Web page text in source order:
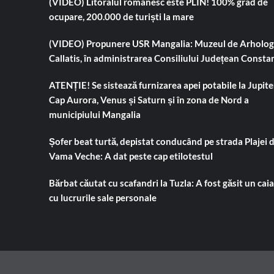
ocupare, 200.000 de turiști la mare
(VIDEO) Propunere USR Mangalia: Muzeul de
Callatis, în administrarea Consiliului Județean
ATENȚIE! Se sistează furnizarea apei potabile la
Cap Aurora, Venus și Saturn și în zona de Nord a
municipiului Mangalia
Șofer beat turtă, depistat conducând pe strada Plajei
Vama Veche: A dat peste cap etilotestul
Bărbat căutat cu scafandri la Tuzla: A fost găsit un
cu lucrurile sale personale